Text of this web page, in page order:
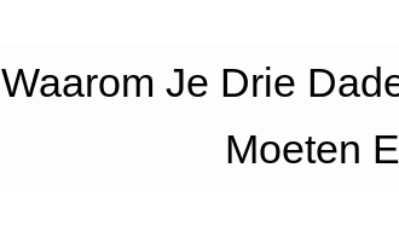
Waarom Je Drie
Moeten